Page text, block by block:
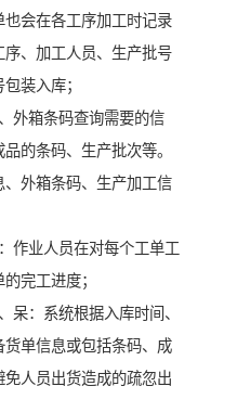
会在各工序加工时记录
、加工人员、生产批号
装入库；
外箱条码查询需要的信
的条码、生产批次等。
、外箱条码、生产加工信
作业人员在对每个工单工
完工进度；
呆：系统根据入库时间、
单信息或包括条码、成
人员出货造成的疏忽出